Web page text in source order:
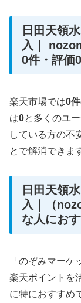
日田天領
入｜
0件・評価0
楽天市場では0
は0と多くのユ
している方の不
とで解消できま
日田天領
入｜（
な人にお
「のぞみマーケ
楽天ポイントを
に特におすすめ